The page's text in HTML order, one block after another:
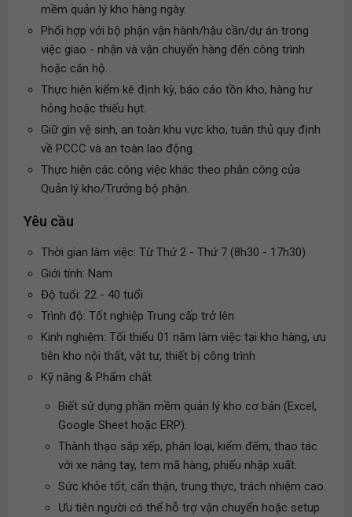
mềm quản lý kho hàng ngày.
Phối hợp với bộ phận vận hành/hậu cần/dự án trong
việc giao - nhận và vận chuyển hàng đến công trình
hoặc căn hộ.
Thực hiện kiểm kê định kỳ, báo cáo tồn kho, hàng hư
hỏng hoặc thiếu hụt.
Giữ gìn vệ sinh, an toàn khu vực kho, tuân thủ quy định
về PCCC và an toàn lao động.
Thực hiện các công việc khác theo phân công của
Quản lý kho/Trưởng bộ phận.
Yêu cầu
Thời gian làm việc: Từ Thứ 2 - Thứ 7 (8h30 - 17h30)
Giới tính: Nam
Độ tuổi: 22 - 40 tuổi
Trình độ: Tốt nghiệp Trung cấp trở lên
Kinh nghiệm: Tối thiểu 01 năm làm việc tại kho hàng, ưu
tiên kho nội thất, vật tư, thiết bị công trình
Kỹ năng & Phẩm chất
Biết sử dụng phần mềm quản lý kho cơ bản (Excel,
Google Sheet hoặc ERP).
Thành thạo sắp xếp, phân loại, kiểm đếm, thao tác
với xe nâng tay, tem mã hàng, phiếu nhập xuất.
Sức khỏe tốt, cẩn thận, trung thực, trách nhiệm cao.
Ưu tiên người có thể hỗ trợ vận chuyển hoặc setup